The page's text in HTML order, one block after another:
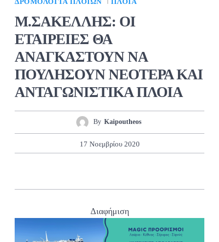
Μ.ΣΑΚΕΛΛΗΣ: ΟΙ
ΕΤΑΙΡΕΙΕΣ ΘΑ
ΑΝΑΓΚΑΣΤΟΥΝ ΝΑ
ΠΟΥΛΗΣΟΥΝ ΝΕΟΤΕΡΑ ΚΑΙ
ΑΝΤΑΓΩΝΙΣΤΙΚΑ ΠΛΟΙΑ
By Kaipoutheos
17 Νοεμβρίου 2020
Διαφήμιση